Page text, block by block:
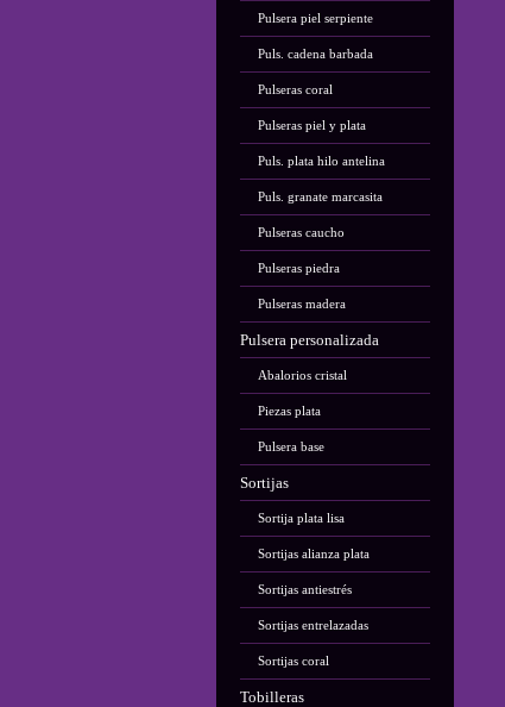
Pulsera piel serpiente
Puls. cadena barbada
Pulseras coral
Pulseras piel y plata
Puls. plata hilo antelina
Puls. granate marcasita
Pulseras caucho
Pulseras piedra
Pulseras madera
Pulsera personalizada
Abalorios cristal
Piezas plata
Pulsera base
Sortijas
Sortija plata lisa
Sortijas alianza plata
Sortijas antiestrés
Sortijas entrelazadas
Sortijas coral
Tobilleras